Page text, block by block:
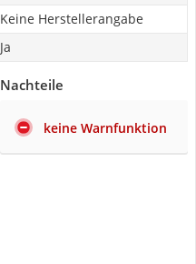
Keine Herstellerangabe
Ja
Nachteile
keine Warnfunktion